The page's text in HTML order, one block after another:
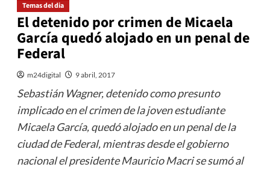
Temas del dia
El detenido por crimen de Micaela
García quedó alojado en un penal de
Federal
m24digital 9 abril, 2017
Sebastián Wagner, detenido como presunto
implicado en el crimen de la joven estudiante
Micaela García, quedó alojado en un penal de la
ciudad de Federal, mientras desde el gobierno
nacional el presidente Mauricio Macri se sumó al